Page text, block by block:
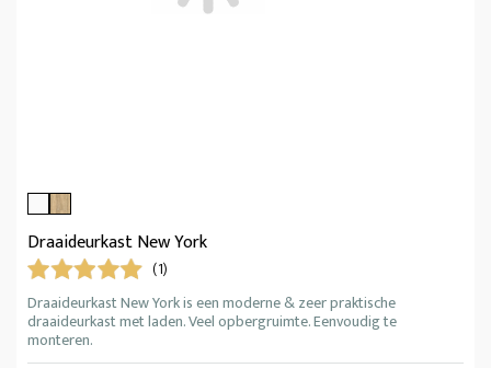
Draaideurkast New York
(1)
Draaideurkast New York is een moderne & zeer praktische
draaideurkast met laden. Veel opbergruimte. Eenvoudig te
monteren.